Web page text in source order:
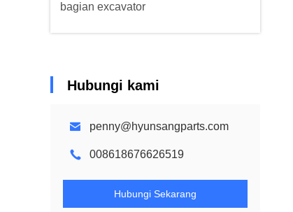
bagian excavator
Hubungi kami
penny@hyunsangparts.com
008618676626519
Hubungi Sekarang